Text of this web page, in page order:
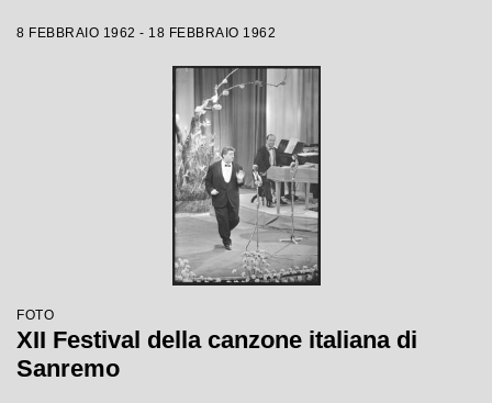
8 FEBBRAIO 1962 - 18 FEBBRAIO 1962
FOTO
XII Festival della canzone italiana di
Sanremo